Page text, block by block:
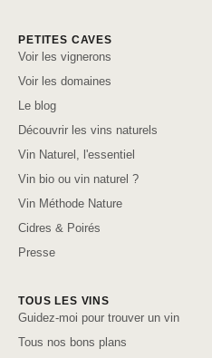
PETITES CAVES
Voir les vignerons
Voir les domaines
Le blog
Découvrir les vins naturels
Vin Naturel, l'essentiel
Vin bio ou vin naturel ?
Vin Méthode Nature
Cidres & Poirés
Presse
TOUS LES VINS
Guidez-moi pour trouver un vin
Tous nos bons plans